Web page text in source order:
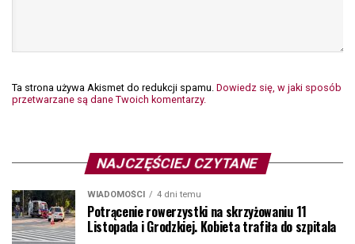
Ta strona używa Akismet do redukcji spamu. Dowiedz się, w jaki sposób
przetwarzane są dane Twoich komentarzy.
NAJCZĘŚCIEJ CZYTANE
WIADOMOŚCI 4 dni temu
Potrącenie rowerzystki na skrzyżowaniu 11
Listopada i Grodzkiej. Kobieta trafiła do szpitala